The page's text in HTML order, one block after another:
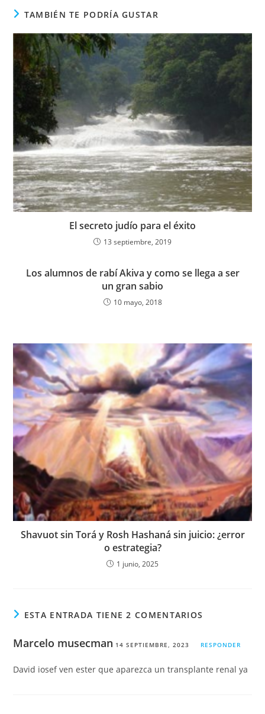
TAMBIÉN TE PODRÍA GUSTAR
El secreto judío para el éxito
13 septiembre, 2019
Los alumnos de rabí Akiva y como se llega a ser
un gran sabio
10 mayo, 2018
Shavuot sin Torá y Rosh Hashaná sin juicio: ¿error
o estrategia?
1 junio, 2025
ESTA ENTRADA TIENE 2 COMENTARIOS
Marcelo musecman 14 SEPTIEMBRE, 2023 RESPONDER
David iosef ven ester que aparezca un transplante renal ya